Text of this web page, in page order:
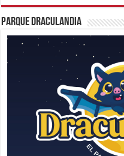
Parque Draculandia